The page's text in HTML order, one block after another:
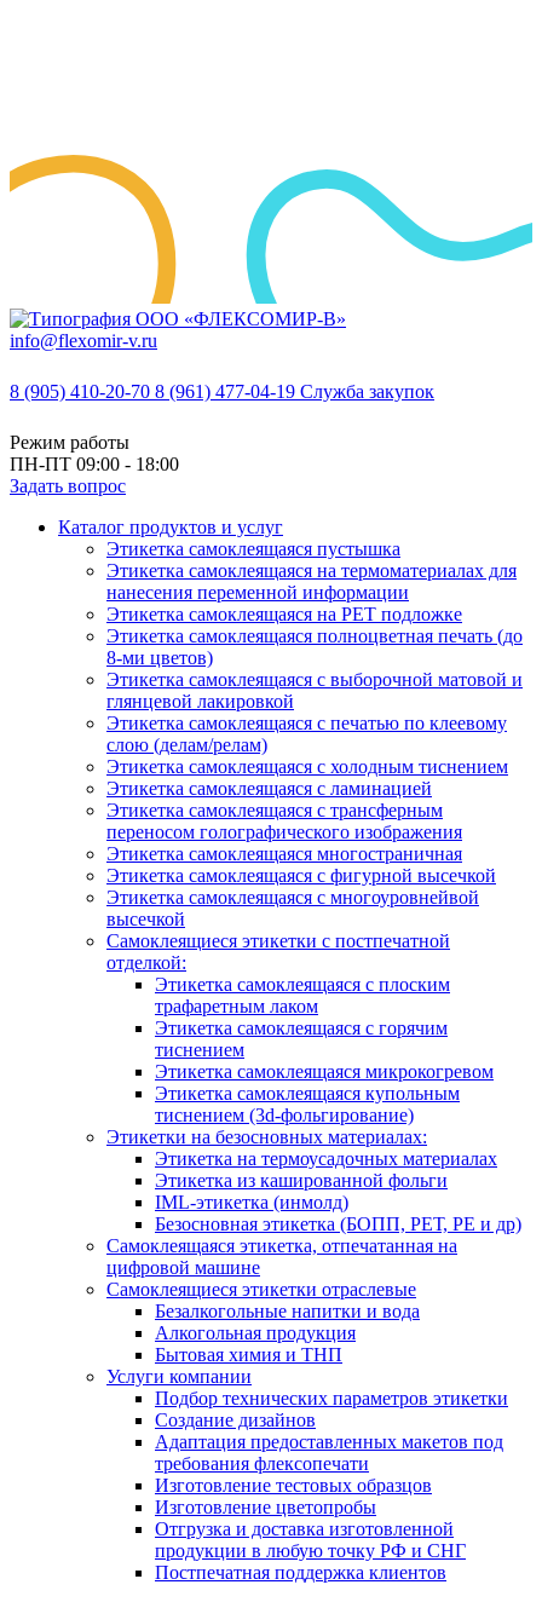
info@flexomir-v.ru
8 (905) 410-20-70 8 (961) 477-04-19 Служба закупок
Режим работы
ПН-ПТ 09:00 - 18:00
Задать вопрос
Каталог продуктов и услуг
Этикетка самоклеящаяся пустышка
Этикетка самоклеящаяся на термоматериалах для
нанесения переменной информации
Этикетка самоклеящаяся на РЕТ подложке
Этикетка самоклеящаяся полноцветная печать (до
8-ми цветов)
Этикетка самоклеящаяся с выборочной матовой и
глянцевой лакировкой
Этикетка самоклеящаяся с печатью по клеевому
слою (делам/релам)
Этикетка самоклеящаяся с холодным тиснением
Этикетка самоклеящаяся с ламинацией
Этикетка самоклеящаяся с трансферным
переносом голографического изображения
Этикетка самоклеящаяся многостраничная
Этикетка самоклеящаяся с фигурной высечкой
Этикетка самоклеящаяся с многоуровнейвой
высечкой
Самоклеящиеся этикетки с постпечатной
отделкой:
Этикетка самоклеящаяся с плоским
трафаретным лаком
Этикетка самоклеящаяся с горячим
тиснением
Этикетка самоклеящаяся микрокогревом
Этикетка самоклеящаяся купольным
тиснением (3d-фольгирование)
Этикетки на безосновных материалах:
Этикетка на термоусадочных материалах
Этикетка из кашированной фольги
IML-этикетка (инмолд)
Безосновная этикетка (БОПП, РЕТ, РЕ и др)
Самоклеящаяся этикетка, отпечатанная на
цифровой машине
Самоклеящиеся этикетки отраслевые
Безалкогольные напитки и вода
Алкогольная продукция
Бытовая химия и ТНП
Услуги компании
Подбор технических параметров этикетки
Создание дизайнов
Адаптация предоставленных макетов под
требования флексопечати
Изготовление тестовых образцов
Изготовление цветопробы
Отгрузка и доставка изготовленной
продукции в любую точку РФ и СНГ
Постпечатная поддержка клиентов